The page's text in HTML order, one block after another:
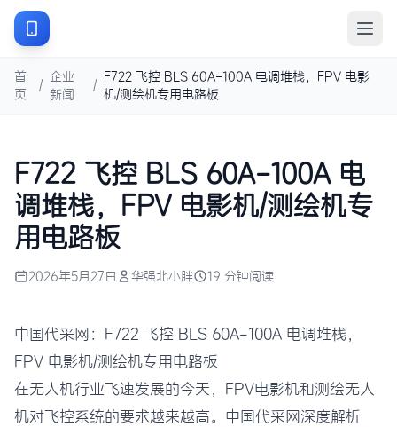
首
页
/
企业
新闻
/
F722 飞控 BLS 60A-100A 电调堆栈，FPV 电影
机/测绘机专用电路板
F722 飞控 BLS 60A-100A 电
调堆栈，FPV 电影机/测绘机专
用电路板
2026年5月27日 华强北小胖 19 分钟阅读
中国代采网：F722 飞控 BLS 60A-100A 电调堆栈，
FPV 电影机/测绘机专用电路板
在无人机行业飞速发展的今天，FPV电影机和测绘无人
机对飞控系统的要求越来越高。中国代采网深度解析